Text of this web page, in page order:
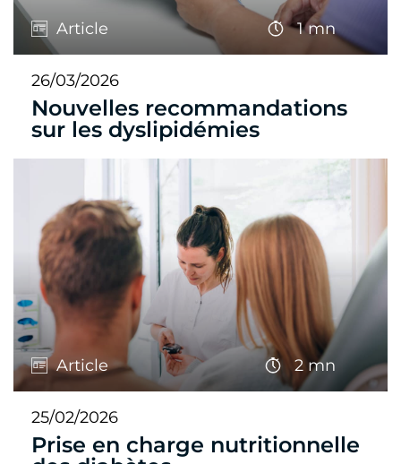
Article 1 mn
26/03/2026
Nouvelles recommandations
sur les dyslipidémies
Article 2 mn
25/02/2026
Prise en charge nutritionnelle